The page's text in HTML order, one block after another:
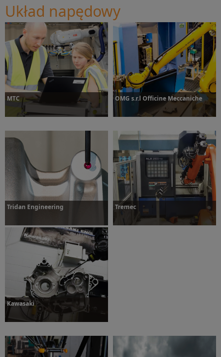
Dowiedz się więcej Dowiedz się więcej
Układ napędowy
MTC
Dowiedz się więcej
OMG s.r.l Officine Meccaniche
Dowiedz się więcej
Tridan Engineering
Dowiedz się więcej
Tremec
Kawasaki